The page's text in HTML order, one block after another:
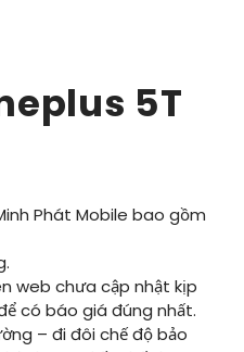
5T
Phát Mobile bao gồm
web chưa cập nhật kịp
có báo giá đúng nhất.
– đi đôi chế độ bảo